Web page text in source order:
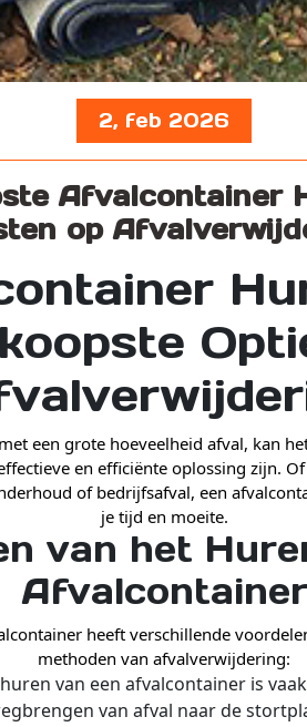
2, feb 2026
Afvalcontainer
op
een grote hoeveelheid afval, kan
en efficiënte oplossing zijn.
of bedrijfsafval, een
je tijd en moeite.
van het
Afvalcontainer
heeft verschillende
methoden van afvalverwijdering:
van een afvalcontainer is
van afval naar de